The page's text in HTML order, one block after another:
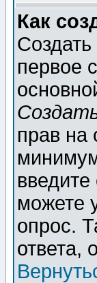
Как
первое
прав на
можете
опрос.
ответа,